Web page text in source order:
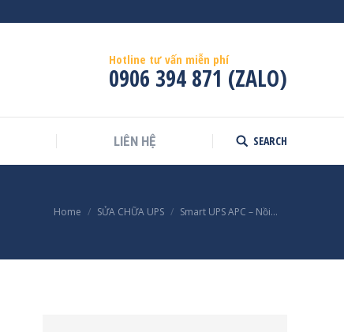
Hotline tư vấn miễn phí
0906 394 871 (ZALO)
LIÊN HỆ Search:
SEARCH
Home SỬA CHỮA UPS Smart UPS APC – Nồi…